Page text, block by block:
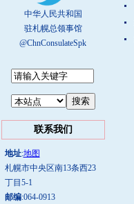
中华人民共和国
驻札幌总领事馆
@ChnConsulateSpk
联系我们
地址:地图
札幌市中央区南13条西23
丁目5-1
邮编:064-0913